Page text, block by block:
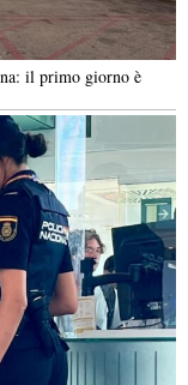
il primo giorno è